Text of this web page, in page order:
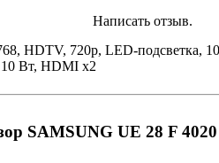
Написать отзыв.
HDTV, 720p, LED-подсветка,
10 Вт, HDMI x2
SAMSUNG UE 28 F